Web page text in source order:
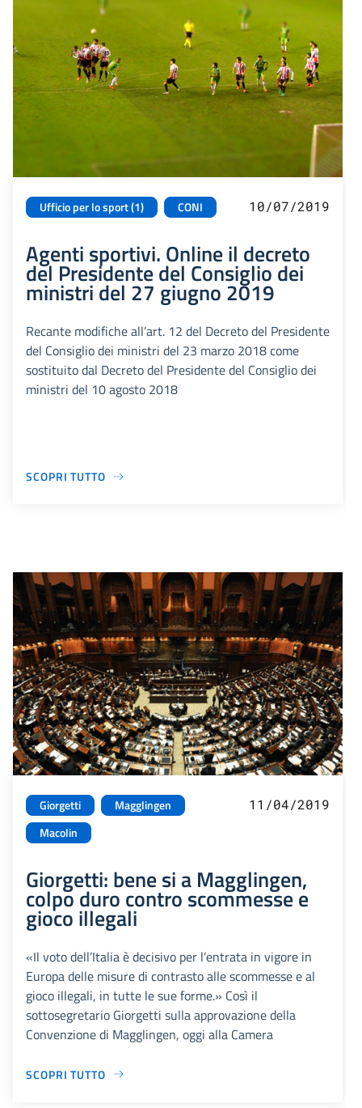
Ufficio per lo sport (1) CONI 10/07/2019
Agenti sportivi. Online il decreto
del Presidente del Consiglio dei
ministri del 27 giugno 2019
Recante modifiche all’art. 12 del Decreto del Presidente
del Consiglio dei ministri del 23 marzo 2018 come
sostituito dal Decreto del Presidente del Consiglio dei
ministri del 10 agosto 2018
SCOPRI TUTTO
Giorgetti
Magglingen
Macolin
11/04/2019
Giorgetti: bene si a Magglingen,
colpo duro contro scommesse e
gioco illegali
«Il voto dell’Italia è decisivo per l’entrata in vigore in
Europa delle misure di contrasto alle scommesse e al
gioco illegali, in tutte le sue forme.» Così il
sottosegretario Giorgetti sulla approvazione della
Convenzione di Magglingen, oggi alla Camera
SCOPRI TUTTO